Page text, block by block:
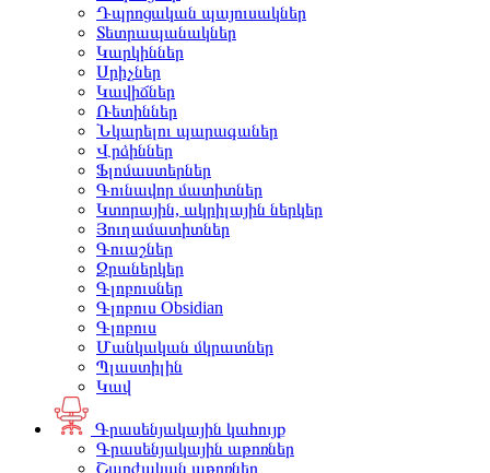
Դպրոցական պայուսակներ
Տետրապանակներ
Կարկիններ
Սրիչներ
Կավիճներ
Ռետիններ
Նկարելու պարագաներ
Վրձիններ
Ֆլոմաստերներ
Գունավոր մատիտներ
Կտորային, ակրիլային ներկեր
Յուղամատիտներ
Գուաշներ
Ջրաներկեր
Գլոբուսներ
Գլոբուս Obsidian
Գլոբուս
Մանկական մկրատներ
Պլաստիլին
Կավ
Գրասենյակային կահույք
Գրասենյակային աթոռներ
Շարժական աթոռներ